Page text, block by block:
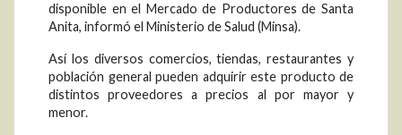
disponible en el Mercado de Productores de Santa
Anita, informó el Ministerio de Salud (Minsa).
Así los diversos comercios, tiendas, restaurantes y
población general pueden adquirir este producto de
distintos proveedores a precios al por mayor y
menor.